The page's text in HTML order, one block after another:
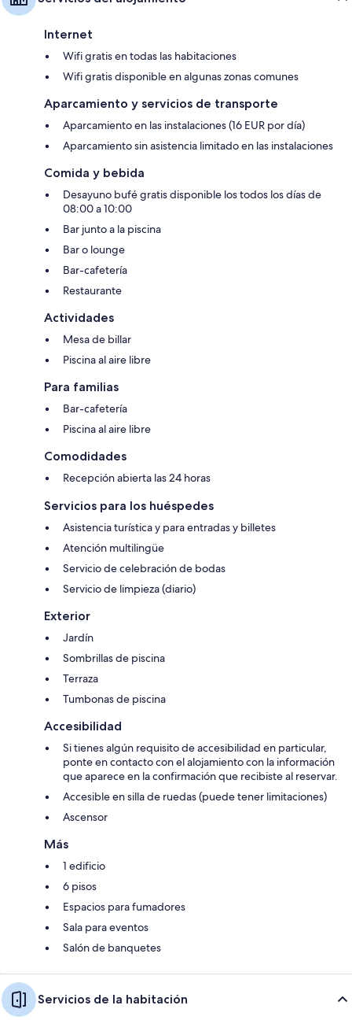
Internet
Wifi gratis en todas las habitaciones
Wifi gratis disponible en algunas zonas comunes
Aparcamiento y servicios de transporte
Aparcamiento en las instalaciones (16 EUR por día)
Aparcamiento sin asistencia limitado en las instalaciones
Comida y bebida
Desayuno bufé gratis disponible los todos los días de
08:00 a 10:00
Bar junto a la piscina
Bar o lounge
Bar-cafetería
Restaurante
Actividades
Mesa de billar
Piscina al aire libre
Para familias
Bar-cafetería
Piscina al aire libre
Comodidades
Recepción abierta las 24 horas
Servicios para los huéspedes
Asistencia turística y para entradas y billetes
Atención multilingüe
Servicio de celebración de bodas
Servicio de limpieza (diario)
Exterior
Jardín
Sombrillas de piscina
Terraza
Tumbonas de piscina
Accesibilidad
Si tienes algún requisito de accesibilidad en particular,
ponte en contacto con el alojamiento con la información
que aparece en la confirmación que recibiste al reservar.
Accesible en silla de ruedas (puede tener limitaciones)
Ascensor
Más
1 edificio
6 pisos
Espacios para fumadores
Sala para eventos
Salón de banquetes
Servicios de la habitación